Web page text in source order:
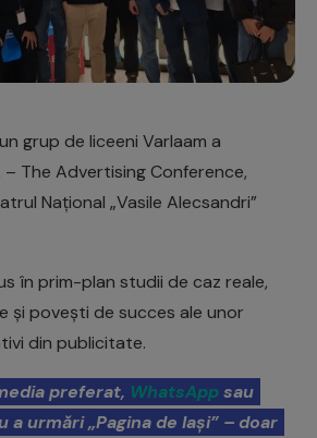
grup de liceeni Varlaam a
The Advertising Conference,
Național „Vasile Alecsandri”
în prim-plan studii de caz reale,
și povești de succes ale unor
din publicitate.
preferat, WhatsAppsau
a urmări „Pagina de Iași” – doar